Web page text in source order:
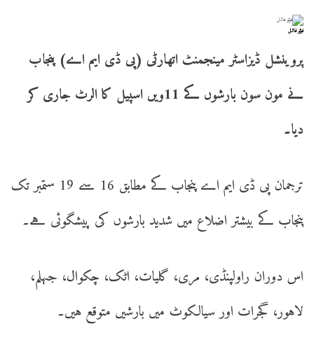
فوٹو فائل
پروینشل ڈیزاسٹر مینجمنٹ اتھارٹی (پی ڈی ایم اے) پنجاب
نے مون سون بارشوں کے 11ویں اسپیل کا الرٹ جاری کر
دیا۔
ترجمان پی ڈی ایم اے پنجاب کے مطابق 16 سے 19 ستمبر تک
پنجاب کے بیشتر اضلاع میں شدید بارشوں کی پیشگوئی ہے۔
اس دوران راولپنڈی، مری، گلیات، اٹک، چکوال، جہلم،
لاہور، گجرات اور سیالکوٹ میں بارشیں متوقع ہیں۔